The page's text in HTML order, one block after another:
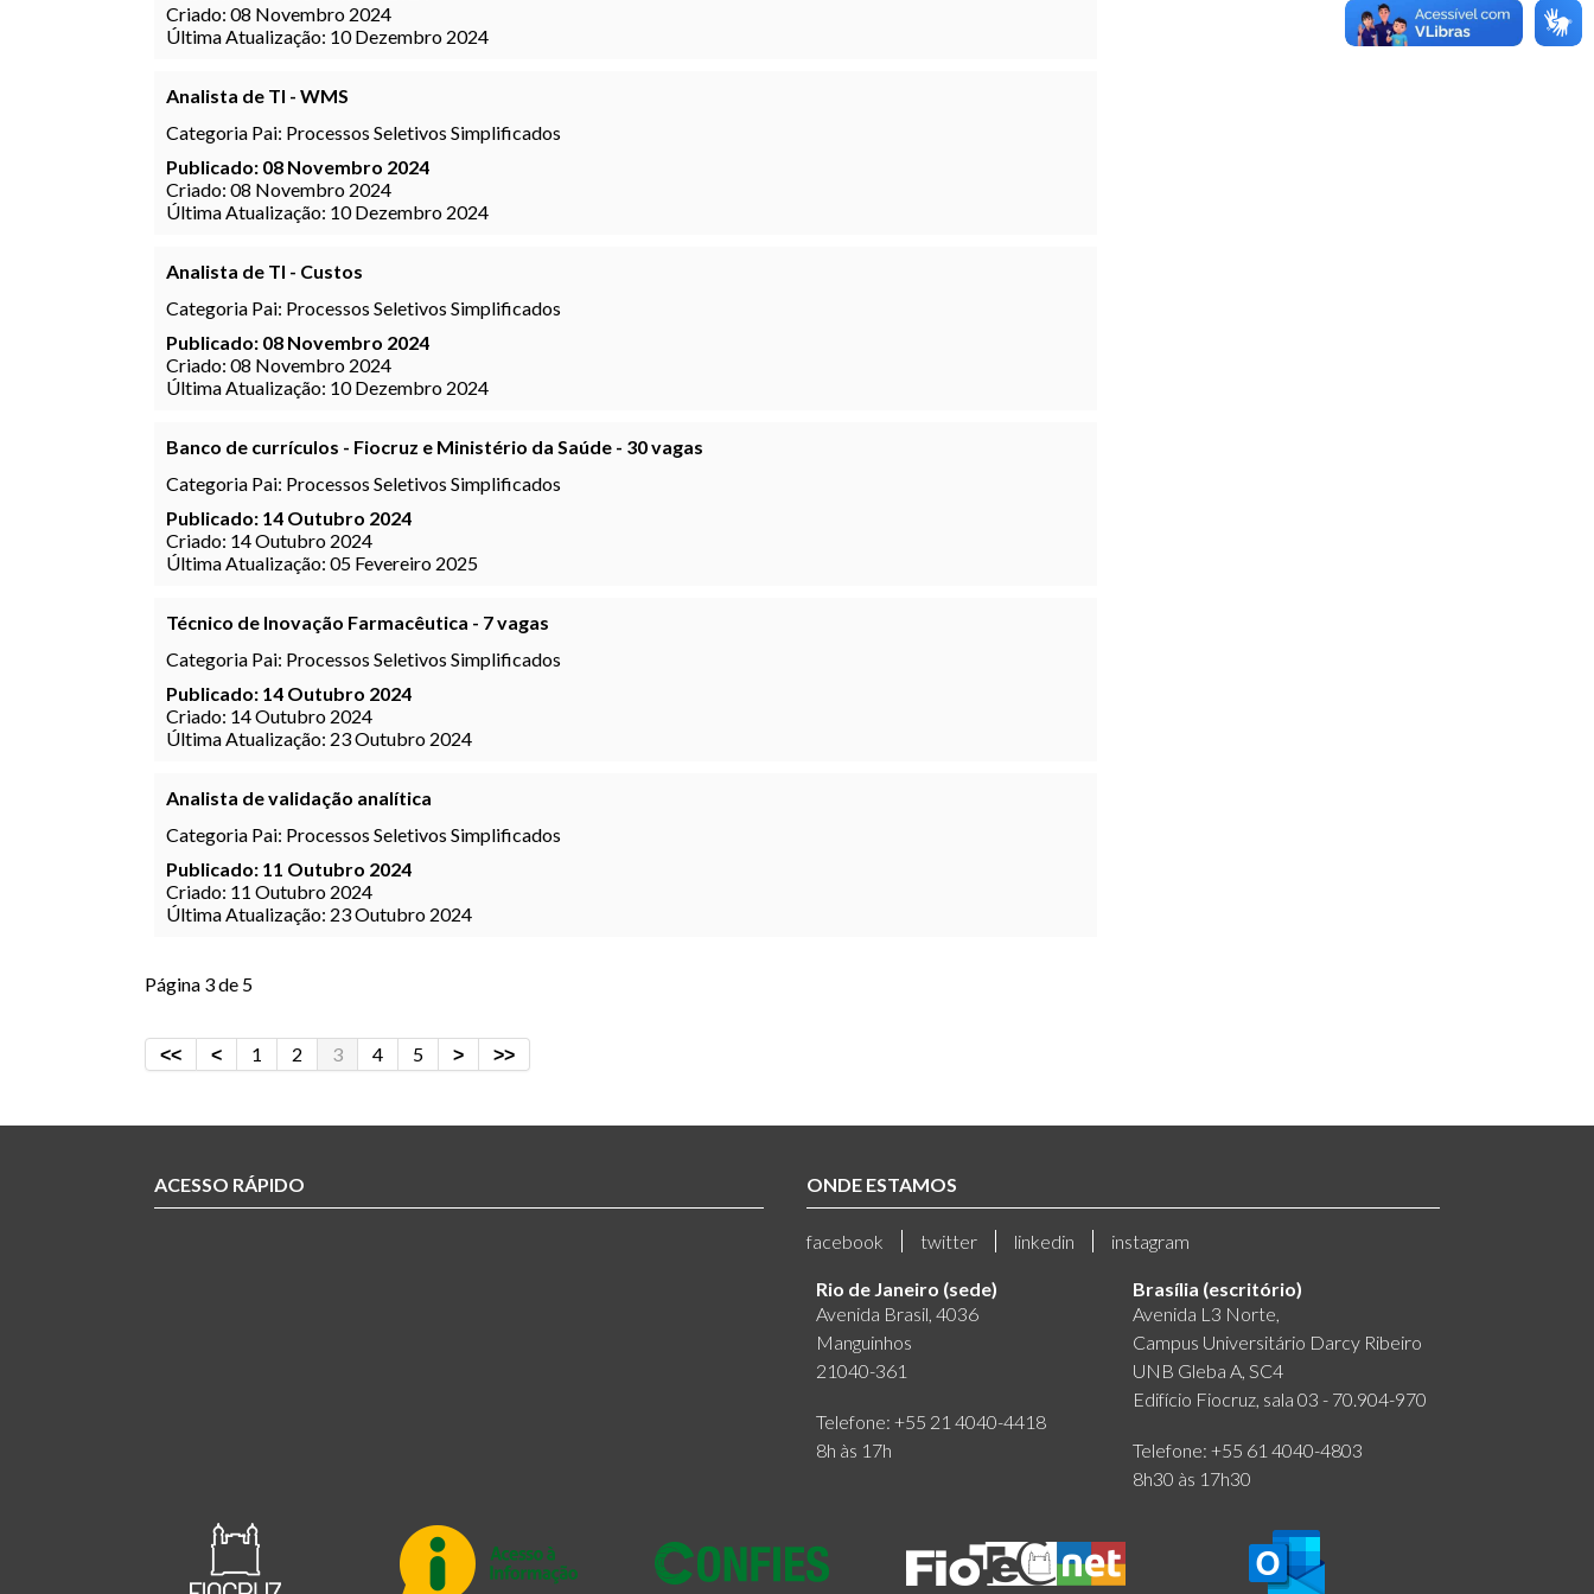
Criado: 08 Novembro 2024
Última Atualização: 10 Dezembro 2024
Analista de TI - WMS
Categoria Pai: Processos Seletivos Simplificados
Publicado: 08 Novembro 2024
Criado: 08 Novembro 2024
Última Atualização: 10 Dezembro 2024
Analista de TI - Custos
Categoria Pai: Processos Seletivos Simplificados
Publicado: 08 Novembro 2024
Criado: 08 Novembro 2024
Última Atualização: 10 Dezembro 2024
Banco de currículos - Fiocruz e Ministério da Saúde - 30 vagas
Categoria Pai: Processos Seletivos Simplificados
Publicado: 14 Outubro 2024
Criado: 14 Outubro 2024
Última Atualização: 05 Fevereiro 2025
Técnico de Inovação Farmacêutica - 7 vagas
Categoria Pai: Processos Seletivos Simplificados
Publicado: 14 Outubro 2024
Criado: 14 Outubro 2024
Última Atualização: 23 Outubro 2024
Analista de validação analítica
Categoria Pai: Processos Seletivos Simplificados
Publicado: 11 Outubro 2024
Criado: 11 Outubro 2024
Última Atualização: 23 Outubro 2024
Página 3 de 5
1 2 3 4 5
ACESSO RÁPIDO ONDE ESTAMOS
facebook twitter linkedin instagram
Rio de Janeiro (sede)
Avenida Brasil, 4036
Manguinhos
21040-361
Telefone: +55 21 4040-4418
8h às 17h
Brasília (escritório)
Avenida L3 Norte,
Campus Universitário Darcy Ribeiro
UNB Gleba A, SC4
Edifício Fiocruz, sala 03 - 70.904-970
Telefone: +55 61 4040-4803
8h30 às 17h30